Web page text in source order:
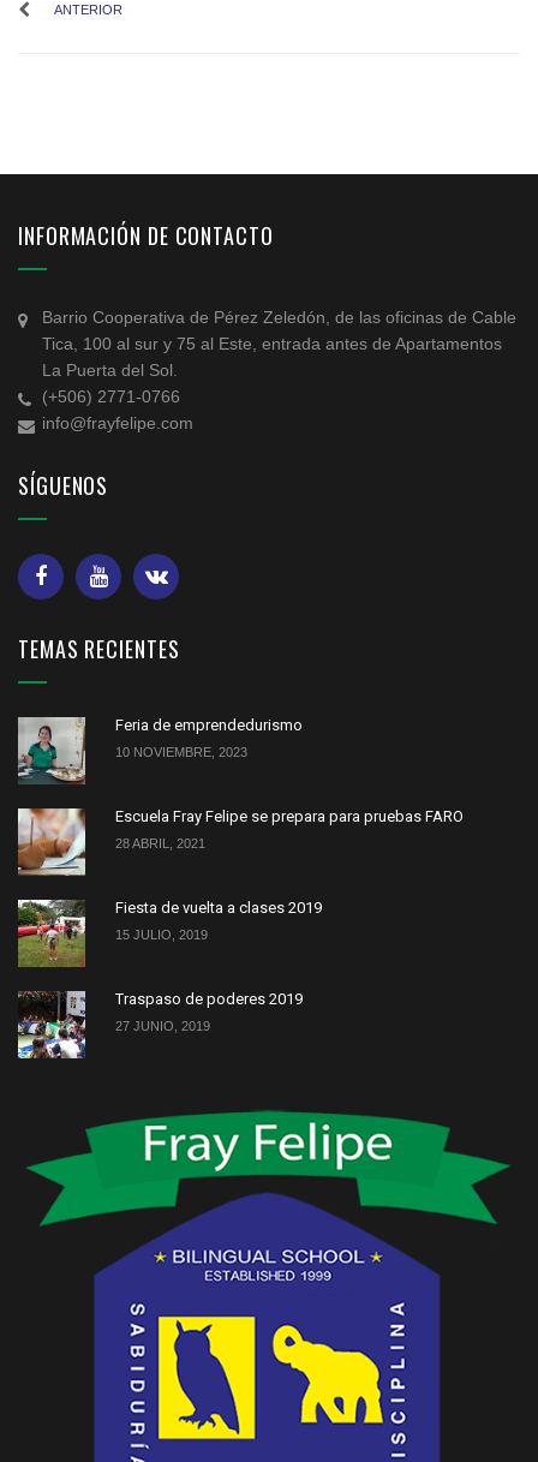
ANTERIOR
INFORMACIÓN DE CONTACTO
Barrio Cooperativa de Pérez Zeledón, de las oficinas de Cable
Tica, 100 al sur y 75 al Este, entrada antes de Apartamentos
La Puerta del Sol.
(+506) 2771-0766
info@frayfelipe.com
SÍGUENOS
TEMAS RECIENTES
Feria de emprendedurismo
10 NOVIEMBRE, 2023
Escuela Fray Felipe se prepara para pruebas FARO
28 ABRIL, 2021
Fiesta de vuelta a clases 2019
15 JULIO, 2019
Traspaso de poderes 2019
27 JUNIO, 2019